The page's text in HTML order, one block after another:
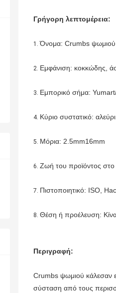
Γρήγορη λεπτομέρεια:
1.Όνομα: Crumbs
2. Εμφάνιση: κοκκώδης,
3. Εμπορικό σήμα:
4. Κύριο συστατικό:
5. Μόρια: 2.5mm16mm
6. Ζωή του προϊόντος
7. Πιστοποιητικό: ISO,
8. Θέση ή προέλευση:
Περιγραφή:
Crumbs ψωμιού κάλεσαν
σύσταση από τους